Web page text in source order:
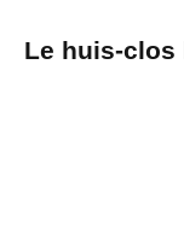
Le huis-clos